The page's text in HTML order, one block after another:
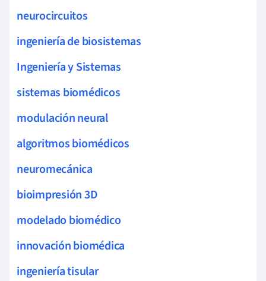
neurocircuitos
ingeniería de biosistemas
Ingeniería y Sistemas
sistemas biomédicos
modulación neural
algoritmos biomédicos
neuromecánica
bioimpresión 3D
modelado biomédico
innovación biomédica
ingeniería tisular